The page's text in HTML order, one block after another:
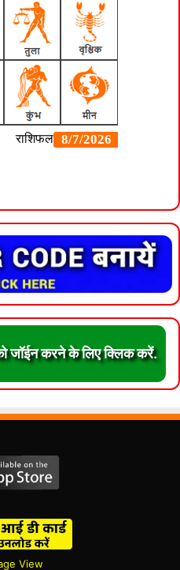
जॉईन करने के लिए क्लिक करें.
View